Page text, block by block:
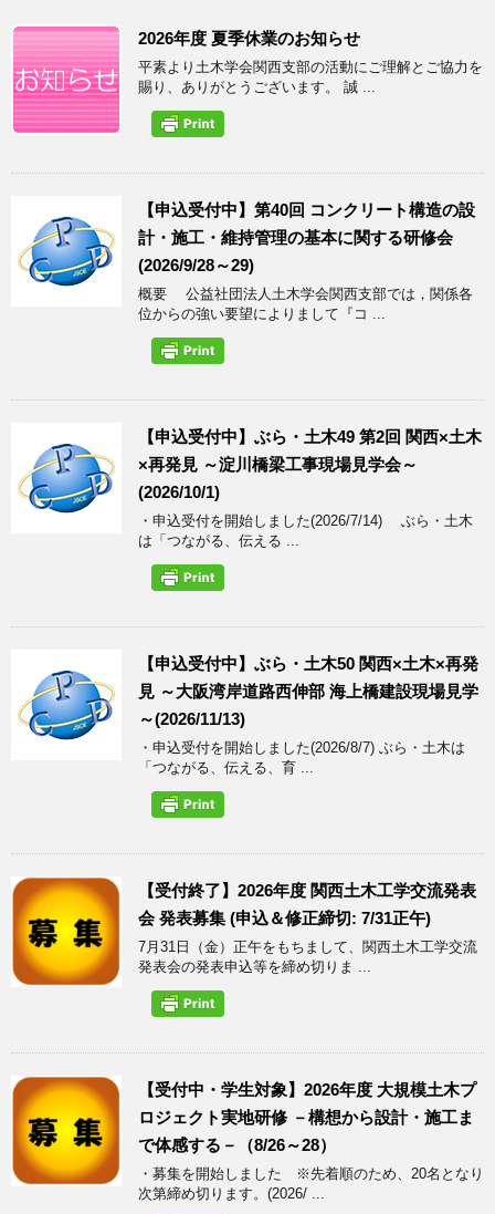
2026年度 夏季休業のお知らせ
平素より土木学会関西支部の活動にご理解とご協力を
賜り、ありがとうございます。 誠 ...
【申込受付中】第40回 コンクリート構造の設
計・施工・維持管理の基本に関する研修会
(2026/9/28～29)
概要 公益社団法人土木学会関西支部では，関係各
位からの強い要望によりまして『コ ...
【申込受付中】ぶら・土木49 第2回 関西×土木
×再発見 ～淀川橋梁工事現場見学会～
(2026/10/1)
・申込受付を開始しました(2026/7/14) ぶら・土木
は「つながる、伝える ...
【申込受付中】ぶら・土木50 関西×土木×再発
見 ～大阪湾岸道路西伸部 海上橋建設現場見学
～(2026/11/13)
・申込受付を開始しました(2026/8/7) ぶら・土木は
「つながる、伝える、育 ...
【受付終了】2026年度 関西土木工学交流発表
会 発表募集 (申込＆修正締切: 7/31正午)
7月31日（金）正午をもちまして、関西土木工学交流
発表会の発表申込等を締め切りま ...
【受付中・学生対象】2026年度 大規模土木プ
ロジェクト実地研修 －構想から設計・施工ま
で体感する－（8/26～28）
・募集を開始しました ※先着順のため、20名となり
次第締め切ります。(2026/ ...